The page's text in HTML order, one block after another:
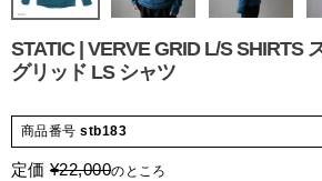
STATIC | VERVE GRID L/S SHIRTS
グリッド LS シャツ
商品番号 stb183
定価 ¥22,000のところ